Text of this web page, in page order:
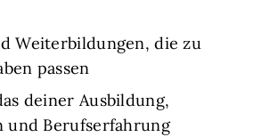
Weiterbildungen, die zu
passen
deiner Ausbildung,
und Berufserfahrung